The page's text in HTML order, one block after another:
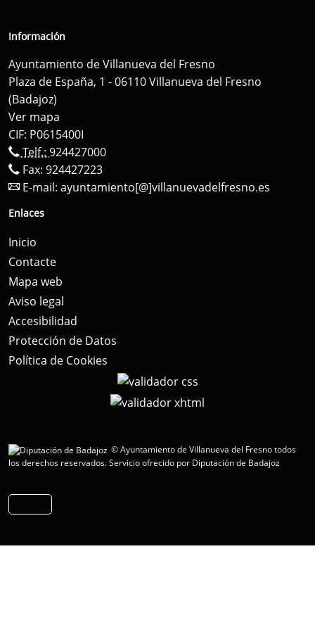
Información
Ayuntamiento de Villanueva del Fresno
Plaza de España, 1 - 06110 Villanueva del Fresno
(Badajoz)
Ver mapa
CIF: P0615400I
Telf.: 924427000
Fax: 924427223
E-mail: ayuntamiento[@]villanuevadelfresno.es
Enlaces
Inicio
Contacte
Mapa web
Aviso legal
Accesibilidad
Protección de Datos
Política de Cookies
© Ayuntamiento de Villanueva del Fresno todos
los derechos reservados.Servicio ofrecido por Diputación de Badajoz